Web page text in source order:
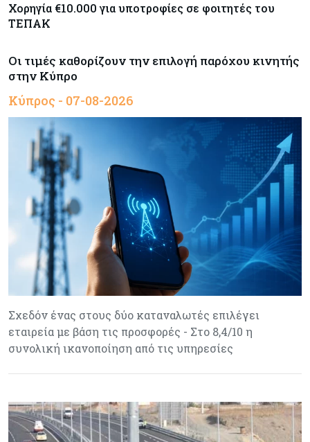
Χορηγία €10.000 για υποτροφίες σε φοιτητές του
ΤΕΠΑΚ
Οι τιμές καθορίζουν την επιλογή παρόχου κινητής
στην Κύπρο
Κύπρος - 07-08-2026
Σχεδόν ένας στους δύο καταναλωτές επιλέγει
εταιρεία με βάση τις προσφορές - Στο 8,4/10 η
συνολική ικανοποίηση από τις υπηρεσίες